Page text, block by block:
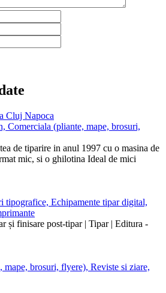
Cluj Napoca
Comerciala (pliante, mape, brosuri,
de tiparire in anul 1997 cu o masina de
mic, si o ghilotina Ideal de mici
tipografice, Echipamente tipar digital,
și finisare post-tipar | Tipar | Editura -
mape, brosuri, flyere), Reviste si ziare,